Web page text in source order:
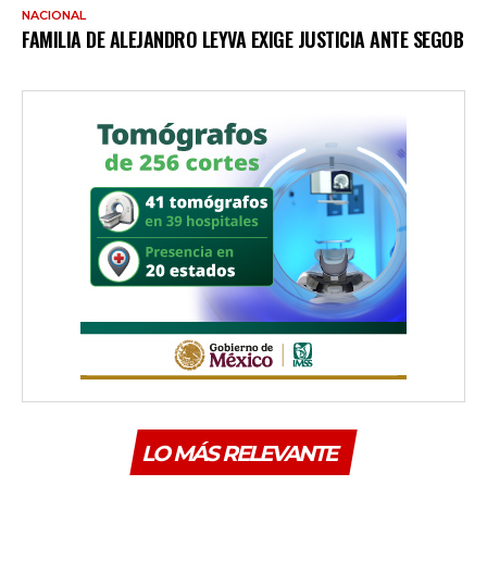
NACIONAL
FAMILIA DE ALEJANDRO LEYVA EXIGE JUSTICIA ANTE SEGOB
LO MÁS RELEVANTE